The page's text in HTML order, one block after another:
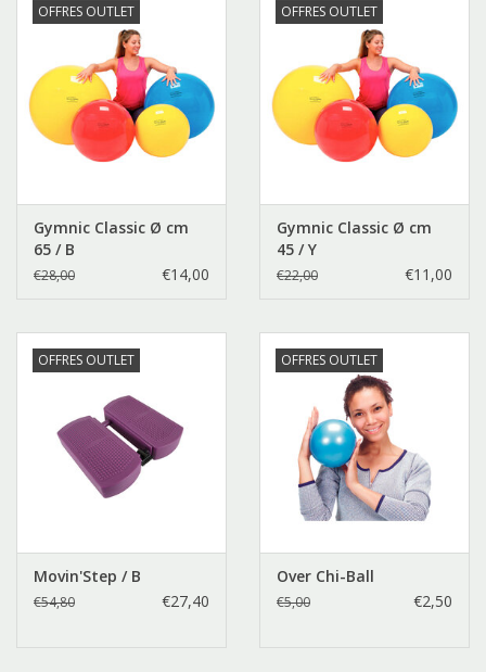
OFFRES OUTLET
Gymnic Classic Ø cm
65 / B
€28,00 €14,00
OFFRES OUTLET
Gymnic Classic Ø cm
45 / Y
€22,00 €11,00
OFFRES OUTLET
Movin'Step / B
€54,80 €27,40
OFFRES OUTLET
Over Chi-Ball
€5,00 €2,50